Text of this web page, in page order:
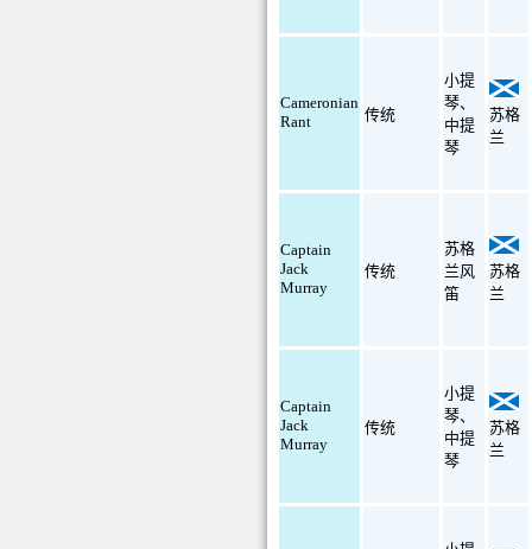
Cameronian
Rant
传统
小提
琴、
中提
琴
苏格
兰
Captain
Jack
Murray
传统
苏格
兰风
笛
苏格
兰
Captain
Jack
Murray
传统
小提
琴、
中提
琴
苏格
兰